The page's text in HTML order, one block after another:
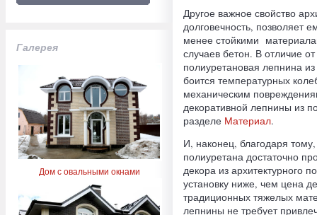
Галерея
Дом с овальными окнами
Другое важное свойство
долговечность, позволяет
менее стойкими
случаев бетон. В отличие
полиуретановая лепнина
боится температурных
механическим
декоративной лепнины из
разделе Материал.
И, наконец, благодаря
полиуретана достаточно
декора из архитектурного
установку ниже, чем цена
традиционных тяжелых
лепнины не требует